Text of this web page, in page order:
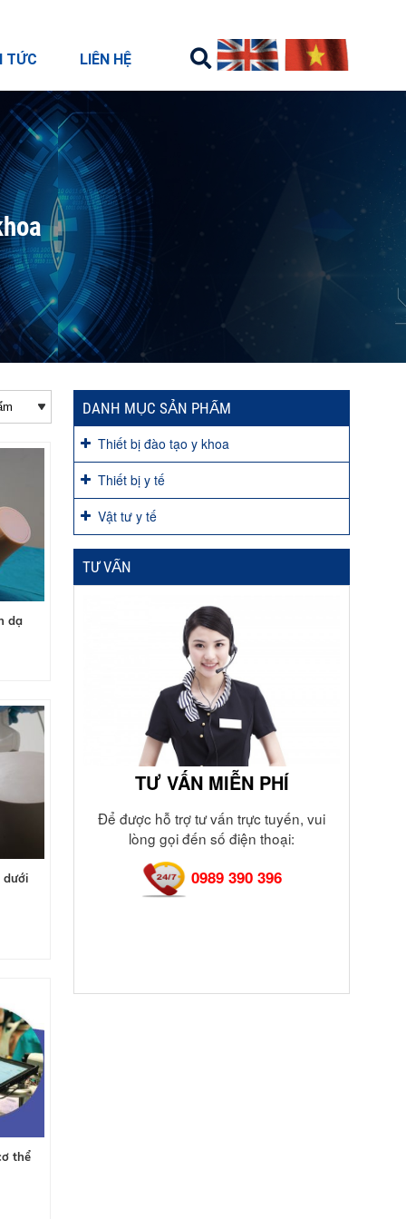
TỨC LIÊN HỆ
dạ
dưới
thể
DANH MỤC SẢN PHẨM
Thiết bị đào tạo y khoa
Thiết bị y tế
Vật tư y tế
TƯ VẤN
TƯ VẤN MIỄN PHÍ
Để được hỗ trợ tư vấn trực tuyến, vui
lòng gọi đến số điện thoại:
0989 390 396